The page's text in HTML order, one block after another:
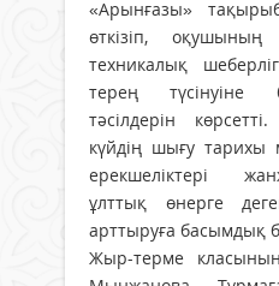
«Арынғазы»
өткізіп,
техникалық
терең түсінуіне
тәсілдерін
күйдің шығу
ерекшеліктері
ұлттық өнерге
арттыруға басымдық
Жыр-терме